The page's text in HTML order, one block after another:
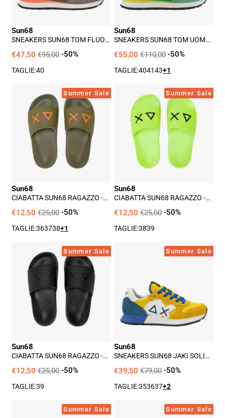
Grigio
Sun68
SNEAKERS SUN68 TOM FLUO
€47,50 €95,00 -50%
TAGLIE:40
Sun68
SNEAKERS SUN68 TOM UOMO
€55,00 €110,00 -50%
TAGLIE:404143+1
Ciabatta
Sun68
Ragazzo
Militare
Summer Sale
Sun68
CIABATTA SUN68 RAGAZZO -
€12,50 €25,00 -50%
TAGLIE:363738+1
Ciabatta
Sun68
Ragazzo
Summer Sale
Sun68
CIABATTA SUN68 RAGAZZO -
€12,50 €25,00 -50%
TAGLIE:3839
Ciabatta
Sun68
Ragazzo
Summer Sale
Sun68
CIABATTA SUN68 RAGAZZO -
€12,50 €25,00 -50%
TAGLIE:39
Sneakers
Solid
Ragazzo
-
Giallo
Summer Sale
Sun68
SNEAKERS SUN68 JAKI SOLID
€39,50 €79,00 -50%
TAGLIE:353637+2
Sneakers
Summer Sale
Sneakers
Summer Sale